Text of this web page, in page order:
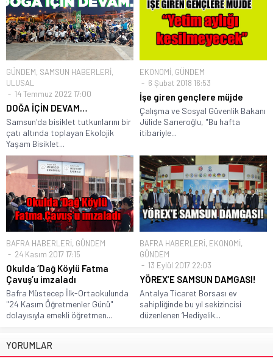
GÜNDEM, SAMSUN HABERLERİ,
ULUSAL
14 Temmuz 2022 17:00
DOĞA İÇİN DEVAM…
Samsun'da bisiklet tutkunlarını bir
çatı altında toplayan Ekolojik
Yaşam Bisiklet...
EKONOMİ, GÜNDEM
6 Şubat 2018 16:53
İşe giren gençlere müjde
Çalışma ve Sosyal Güvenlik Bakanı
Jülide Sarıeroğlu, "Bu hafta
itibariyle...
BAFRA HABERLERİ, GÜNDEM
24 Kasım 2017 17:15
Okulda ‘Dağ Köylü Fatma
Çavuş’u imzaladı
Bafra Müstecep İlk-Ortaokulunda
"24 Kasım Öğretmenler Günü"
dolayısıyla emekli öğretmen...
BAFRA HABERLERİ, EKONOMİ,
GÜNDEM
13 Eylül 2017 22:03
YÖREX’E SAMSUN DAMGASI!
Antalya Ticaret Borsası ev
sahipliğinde bu yıl sekizincisi
düzenlenen ‘Hediyelik...
YORUMLAR